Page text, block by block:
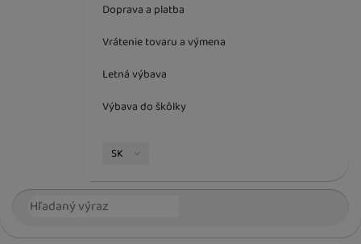
Doprava a platba
Vrátenie tovaru a výmena
Letná výbava
Výbava do škôlky
Jazyková verzia
SK
Vyhľadávanie